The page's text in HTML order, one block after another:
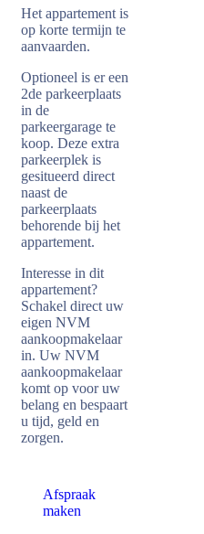
Het appartement is
op korte termijn te
aanvaarden.
Optioneel is er een
2de parkeerplaats
in de
parkeergarage te
koop. Deze extra
parkeerplek is
gesitueerd direct
naast de
parkeerplaats
behorende bij het
appartement.
Interesse in dit
appartement?
Schakel direct uw
eigen NVM
aankoopmakelaar
in. Uw NVM
aankoopmakelaar
komt op voor uw
belang en bespaart
u tijd, geld en
zorgen.
Afspraak
maken